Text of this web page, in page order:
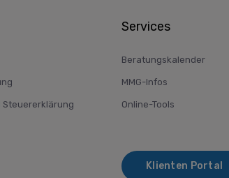
Services
Beratungskalender
MMG-Infos
Online-Tools
Klienten Portal